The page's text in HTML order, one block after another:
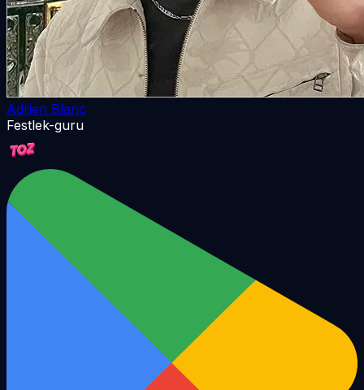
Adrien Blanc
Festlek-guru